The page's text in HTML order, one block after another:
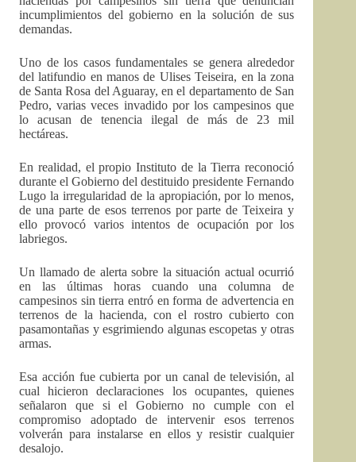
incumplimientos del gobierno en la solución de sus
demandas.
Uno de los casos fundamentales se genera alrededor
del latifundio en manos de Ulises Teiseira, en la zona
de Santa Rosa del Aguaray, en el departamento de San
Pedro, varias veces invadido por los campesinos que
lo acusan de tenencia ilegal de más de 23 mil
hectáreas.
En realidad, el propio Instituto de la Tierra reconoció
durante el Gobierno del destituido presidente Fernando
Lugo la irregularidad de la apropiación, por lo menos,
de una parte de esos terrenos por parte de Teixeira y
ello provocó varios intentos de ocupación por los
labriegos.
Un llamado de alerta sobre la situación actual ocurrió
en las últimas horas cuando una columna de
campesinos sin tierra entró en forma de advertencia en
terrenos de la hacienda, con el rostro cubierto con
pasamontañas y esgrimiendo algunas escopetas y otras
armas.
Esa acción fue cubierta por un canal de televisión, al
cual hicieron declaraciones los ocupantes, quienes
señalaron que si el Gobierno no cumple con el
compromiso adoptado de intervenir esos terrenos
volverán para instalarse en ellos y resistir cualquier
desalojo.